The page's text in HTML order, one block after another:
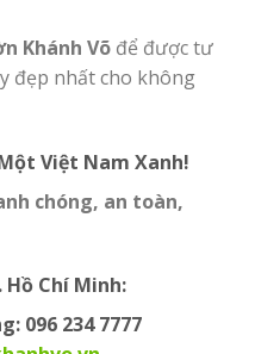
Khánh Võ để được tư
đẹp nhất cho không
Việt Nam Xanh!
chóng, an toàn,
Hồ Chí Minh:
096 234 7777